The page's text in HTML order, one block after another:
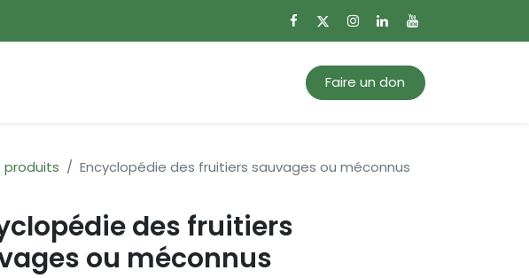
Faire un don
produits Encyclopédie des fruitiers sauvages ou méconnus
des fruitiers
ou méconnus